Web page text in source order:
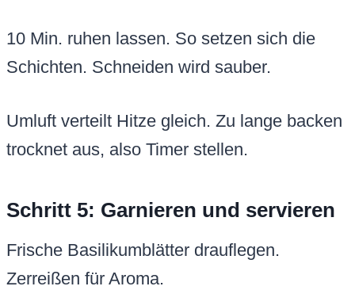
10 Min. ruhen lassen. So setzen sich die
Schichten. Schneiden wird sauber.
Umluft verteilt Hitze gleich. Zu lange backen
trocknet aus, also Timer stellen.
Schritt 5: Garnieren und servieren
Frische Basilikumblätter drauflegen.
Zerreißen für Aroma.